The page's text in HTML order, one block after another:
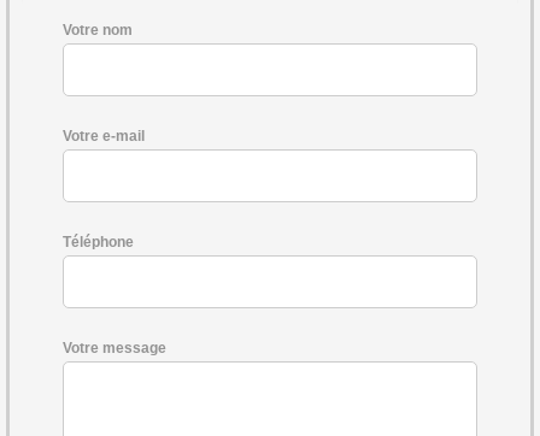
Votre nom
Votre e-mail
Téléphone
Votre message